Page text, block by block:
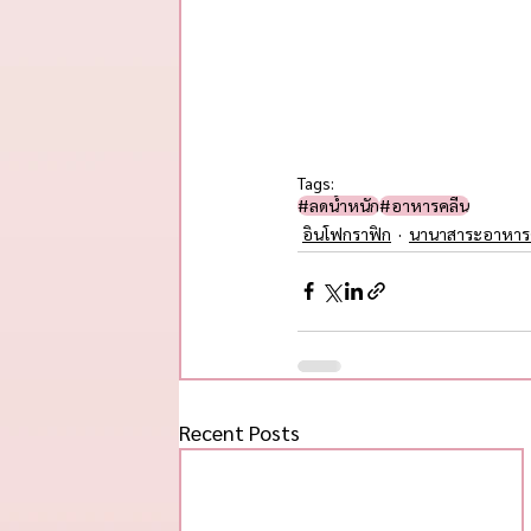
Tags:
#ลดน้ำหนัก#อาหารคลีน
อินโฟกราฟิก
นานาสาระอาหา
Recent Posts